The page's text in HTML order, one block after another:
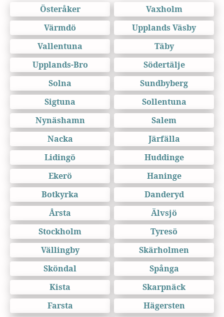
Österåker
Vaxholm
Värmdö
Upplands Väsby
Vallentuna
Täby
Upplands-Bro
Södertälje
Solna
Sundbyberg
Sigtuna
Sollentuna
Nynäshamn
Salem
Nacka
Järfälla
Lidingö
Huddinge
Ekerö
Haninge
Botkyrka
Danderyd
Årsta
Älvsjö
Stockholm
Tyresö
Vällingby
Skärholmen
Sköndal
Spånga
Kista
Skarpnäck
Farsta
Hägersten